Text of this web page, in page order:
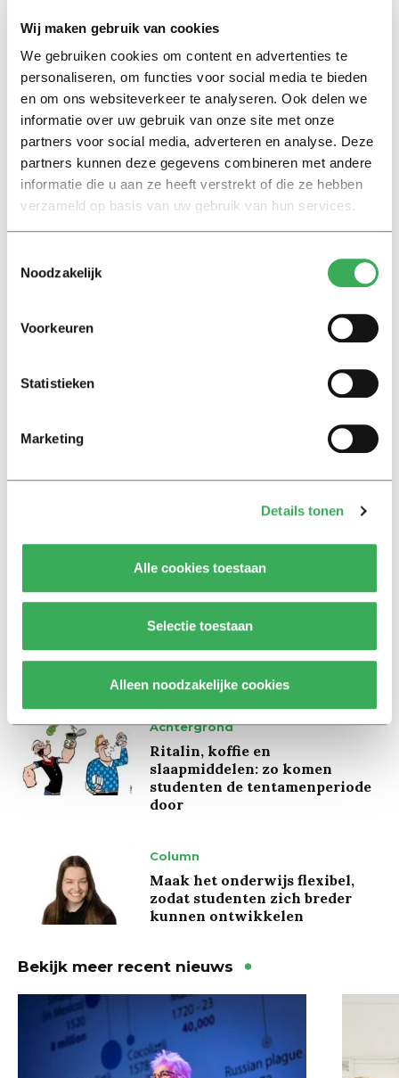
Wij maken gebruik van cookies
We gebruiken cookies om content en advertenties te
personaliseren, om functies voor social media te bieden
en om ons websiteverkeer te analyseren. Ook delen we
informatie over uw gebruik van onze site met onze
partners voor social media, adverteren en analyse. Deze
partners kunnen deze gegevens combineren met andere
informatie die u aan ze heeft verstrekt of die ze hebben
verzameld op basis van uw gebruik van hun services.
Noodzakelijk
Voorkeuren
Statistieken
Marketing
Details tonen
Alle cookies toestaan
Selectie toestaan
Alleen noodzakelijke cookies
En dus stuur ik een mail in plaats van dat ik langs ga. En
doe ik mijn kantoordeur dicht, in de hoop dat anderen
mij ook enkel mailen en vooral niet aankloppen. Het
perfecte leven dat ik online toon, ontdaan van alle
echtheid, moet ookin real lifeworden voortgezet. Ik ben
in mijn eigen sprookje gaan geloven. Het sprookje van
de kleren van de keizer. Die heb ik niet, want in
Lees ook
bedreigingen en desinformatie:
ivoren toren uit’
Achtergrond
Kinderen spelen de Zero
kregen er een paar miljoen
Achtergrond
Ritalin, koffie en
slaapmiddelen: zo komen
studenten de tentamenperiode
door
Column
Maak het onderwijs flexibel,
zodat studenten zich breder
kunnen ontwikkelen
Bekijk meer recent nieuws